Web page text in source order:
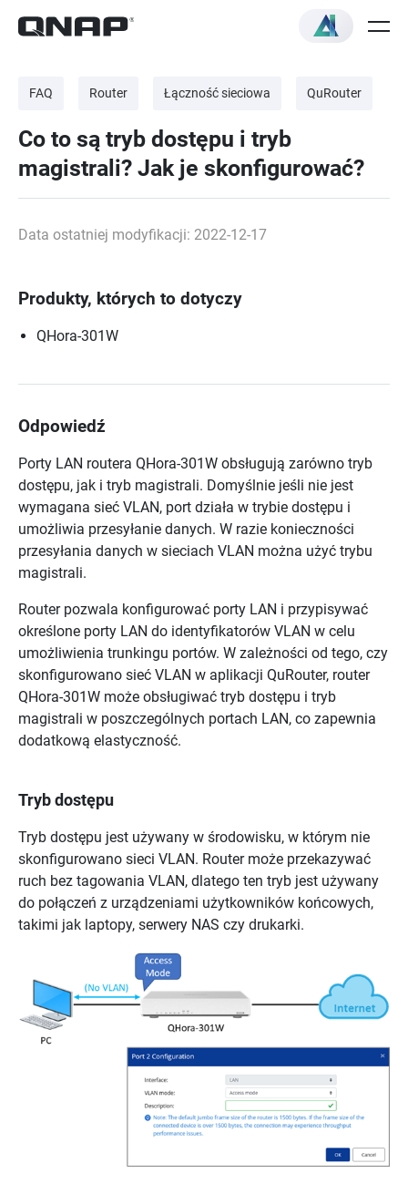
FAQ Router Łączność sieciowa QuRouter
Co to są tryb dostępu i tryb
magistrali? Jak je skonfigurować?
Data ostatniej modyfikacji: 2022-12-17
Produkty, których to dotyczy
QHora-301W
Odpowiedź
Porty LAN routera QHora-301W obsługują zarówno tryb
dostępu, jak i tryb magistrali. Domyślnie jeśli nie jest
wymagana sieć VLAN, port działa w trybie dostępu i
umożliwia przesyłanie danych. W razie konieczności
przesyłania danych w sieciach VLAN można użyć trybu
magistrali.
Router pozwala konfigurować porty LAN i przypisywać
określone porty LAN do identyfikatorów VLAN w celu
umożliwienia trunkingu portów. W zależności od tego, czy
skonfigurowano sieć VLAN w aplikacji QuRouter, router
QHora-301W może obsługiwać tryb dostępu i tryb
magistrali w poszczególnych portach LAN, co zapewnia
dodatkową elastyczność.
Tryb dostępu
Tryb dostępu jest używany w środowisku, w którym nie
skonfigurowano sieci VLAN. Router może przekazywać
ruch bez tagowania VLAN, dlatego ten tryb jest używany
do połączeń z urządzeniami użytkowników końcowych,
takimi jak laptopy, serwery NAS czy drukarki.